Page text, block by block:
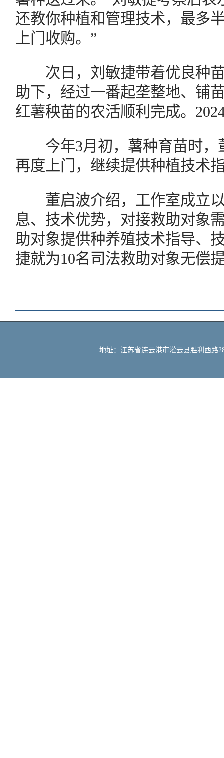
还教你种植和管理技术，最多
上门收购。”
次日，刘敏捷带着优良种苗
助下，经过一番起垄整地、
红薯秧苗的农活顺利完成。
今年3月初，薯种育苗时，
再度上门，继续提供种植技术
董启波介绍，工作室成立以
息、技术优势，对接救助对象
助对象提供种养殖技术指导、
捷就为10名司法救助对象无偿
地址：江苏省连云港市灌云县胜利西